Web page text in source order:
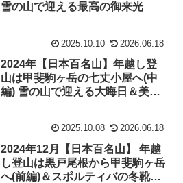
雪の山で迎える最高の御来光
2025.10.10 2026.06.18
2024年【日本百名山】年越し登
山は甲斐駒ヶ岳の七丈小屋へ(中
編) 雪の山で迎える大晦日＆美味
2025.10.08 2026.06.18
2024年12月【日本百名山】 年越
し登山は黒戸尾根から甲斐駒ヶ岳
へ(前編)＆スポルティバの冬靴・